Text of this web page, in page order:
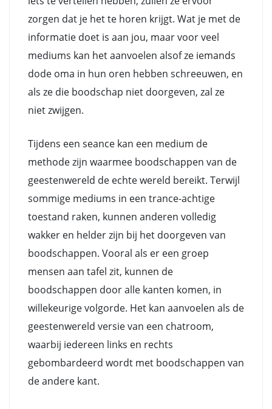
zorgen dat je het te horen krijgt. Wat je met de
informatie doet is aan jou, maar voor veel
mediums kan het aanvoelen alsof ze iemands
dode oma in hun oren hebben schreeuwen, en
als ze die boodschap niet doorgeven, zal ze
niet zwijgen.
Tijdens een seance kan een medium de
methode zijn waarmee boodschappen van de
geestenwereld de echte wereld bereikt. Terwijl
sommige mediums in een trance-achtige
toestand raken, kunnen anderen volledig
wakker en helder zijn bij het doorgeven van
boodschappen. Vooral als er een groep
mensen aan tafel zit, kunnen de
boodschappen door alle kanten komen, in
willekeurige volgorde. Het kan aanvoelen als de
geestenwereld versie van een chatroom,
waarbij iedereen links en rechts
gebombardeerd wordt met boodschappen van
de andere kant.